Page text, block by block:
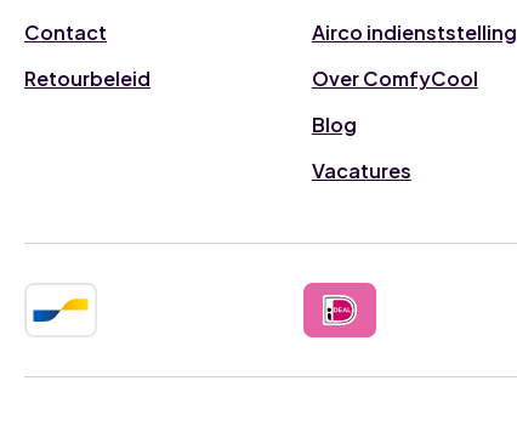
Contact
Retourbeleid
Airco indienststelling
Over ComfyCool
Blog
Vacatures